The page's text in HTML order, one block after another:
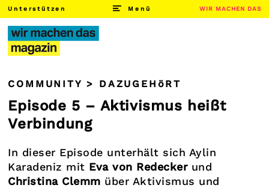
Unterstützen Menü WIR MACHEN DAS
COMMUNITY > DAZUGEHöRT
Episode 5 – Aktivismus heißt
Verbindung
In dieser Episode unterhält sich Aylin
Karadeniz mit Eva von Redeckerund
Christina Clemm über Aktivismus und